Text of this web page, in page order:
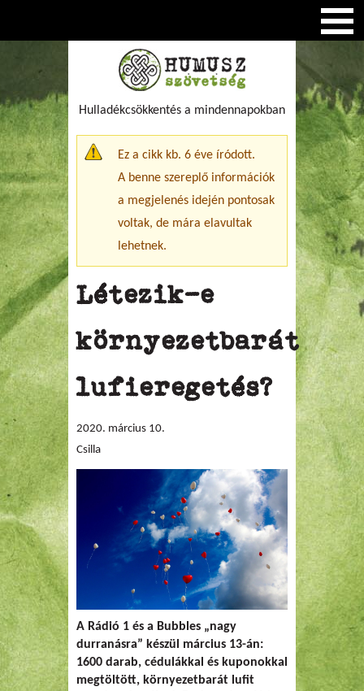
Hulladékcsökkentés a mindennapokban
Figyelmeztető üzenet
Ez a cikk kb. 6 éve íródott.
A benne szereplő információk
a megjelenés idején pontosak
voltak, de mára elavultak
lehetnek.
Létezik-e
környezetbarát
lufieregetés?
2020. március 10.
Csilla
A Rádió 1 és a Bubbles „nagy
durranásra” készül március 13-án:
1600 darab, cédulákkal és kuponokkal
megtöltött, környezetbarát lufit